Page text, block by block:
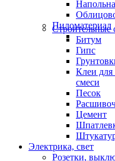
Пиломатериал
Строительные
Битум
Гипс
Клеи для
смеси
Песок
Цемент
Электрика, свет
Розетки,